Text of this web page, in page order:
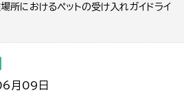
所におけるペットの受け入れガイドライ
月09日